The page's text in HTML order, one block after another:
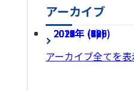
アーカイブ
2026年 (225)
2025年 (189)
2024年 (136)
2023年 (82)
2022年 (60)
2021年 (49)
2020年 (73)
2019年 (5)
2018年 (2)
2017年 (8)
アーカイブ全てを表